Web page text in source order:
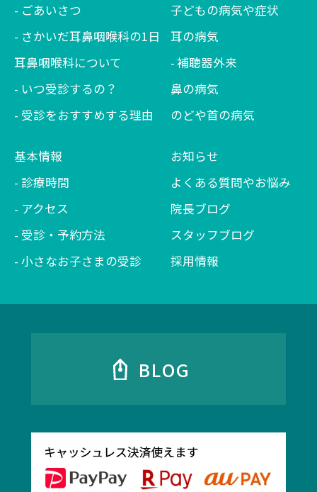
ごあいさつ
さかいだ耳鼻咽喉科の1日
耳鼻咽喉科について
いつ受診するの？
受診をおすすめする理由
基本情報
診療時間
アクセス
受診・予約方法
小さなお子さまの受診
子どもの病気や症状
耳の病気
補聴器外来
鼻の病気
のどや首の病気
お知らせ
よくある質問やお悩み
院長ブログ
スタッフブログ
採用情報
BLOG